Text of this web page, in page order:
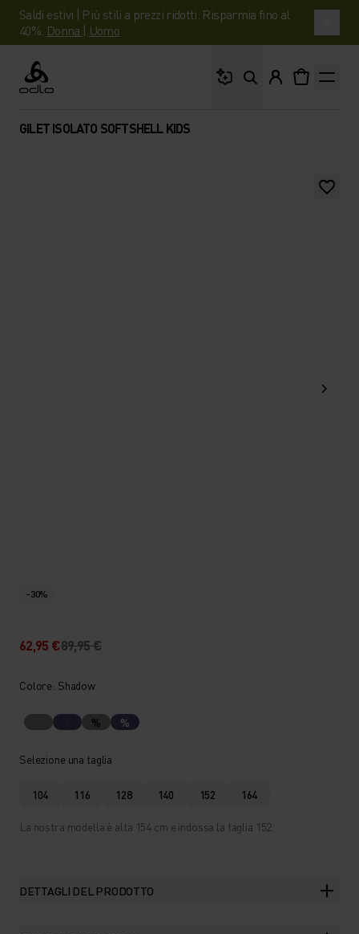
Saldi estivi | Più stili a prezzi ridotti. Risparmia fino al
40%. Donna | Uomo
Odlo
GILET ISOLATO SOFTSHELL KIDS
-30%
62,95 €89,95 €
Colore: Shadow
% %
Selezione una taglia
104 116 128 140 152 164
La nostra modella è alta 154 cm e indossa la taglia 152.
DETTAGLI DEL PRODOTTO